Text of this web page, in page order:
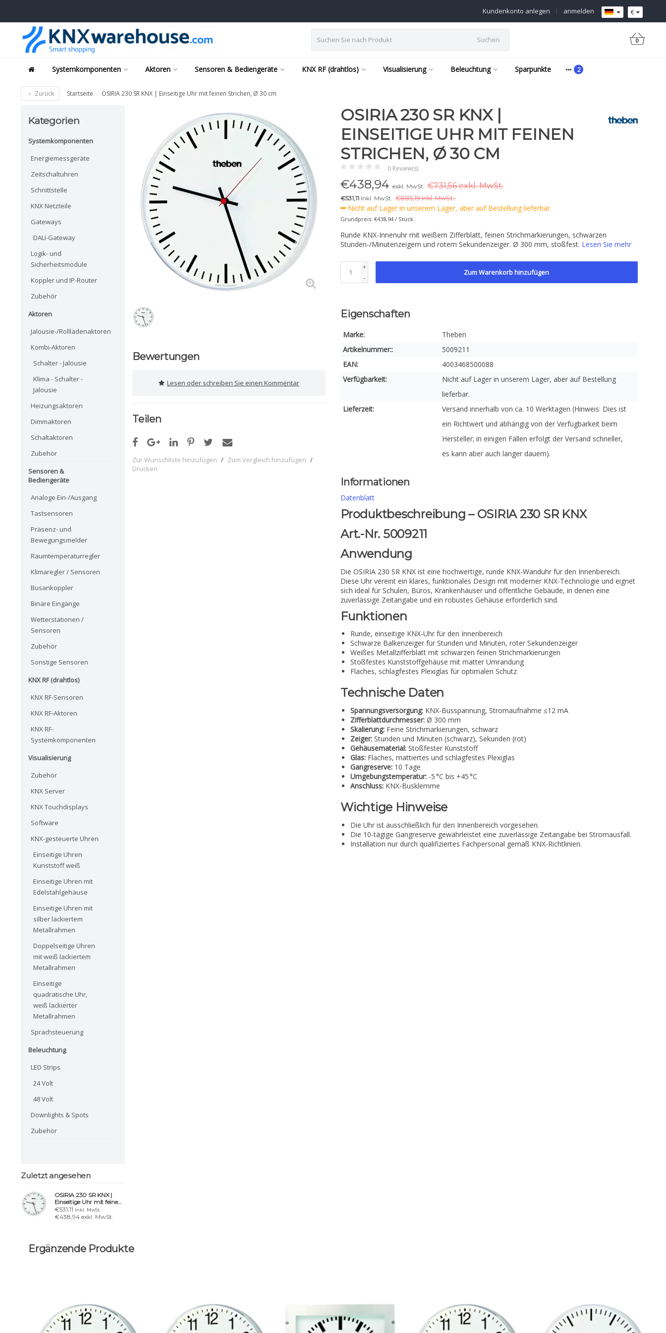
€
anmelden
|
Kundenkonto anlegen
Suchen 0
Systemkomponenten Aktoren Sensoren & Bediengeräte KNX RF (drahtlos) Visualisierung Beleuchtung Sparpunkte
Zurück Startseite OSIRIA 230 SR KNX | Einseitige Uhr mit feinen Strichen, Ø 30 cm
Kategorien
Systemkomponenten
Energiemessgeräte
Zeitschaltuhren
Schnittstelle
KNX Netzteile
Gateways
DALI-Gateway
Logik- und
Sicherheitsmodule
Koppler und IP-Router
Zubehör
Aktoren
Jalousie-/Rollladenaktoren
Kombi-Aktoren
Schalter - Jalousie
Klima - Schalter -
Jalousie
Heizungsaktoren
Dimmaktoren
Schaltaktoren
Zubehör
Sensoren &
Bediengeräte
Analoge Ein-/Ausgang
Tastsensoren
Präsenz- und
Bewegungsmelder
Raumtemperaturregler
Klimaregler / Sensoren
Busankoppler
Binäre Eingänge
Wetterstationen /
Sensoren
Zubehör
Sonstige Sensoren
KNX RF (drahtlos)
KNX RF-Sensoren
KNX RF-Aktoren
KNX RF-
Systemkomponenten
Visualisierung
Zubehör
KNX Server
KNX Touchdisplays
Software
KNX-gesteuerte Uhren
Einseitige Uhren
Kunststoff weiß
Einseitige Uhren mit
Edelstahlgehäuse
Einseitige Uhren mit
silber lackiertem
Metallrahmen
Doppelseitige Uhren
mit weiß lackiertem
Metallrahmen
Einseitige
quadratische Uhr,
weiß lackierter
Metallrahmen
Sprachsteuerung
Beleuchtung
LED Strips
24 Volt
48 Volt
Downlights & Spots
Zubehör
Zuletzt angesehen
OSIRIA 230 SR KNX |
Einseitige Uhr mit feinen
Strichen, Ø 30 cm
€531,11 Inkl. MwSt.
€438,94 exkl. MwSt.
Bewertungen
Lesen oder schreiben Sie einen Kommentar
Teilen
Zur Wunschliste hinzufügen / Zum Vergleich hinzufügen /
Drucken
OSIRIA 230 SR KNX |
EINSEITIGE UHR MIT FEINEN
STRICHEN, Ø 30 CM
0 Review(s)
€438,94 exkl. MwSt. €731,56 exkl. MwSt.
€531,11 Inkl. MwSt. €885,19 Inkl. MwSt..
Nicht auf Lager in unserem Lager, aber auf Bestellung lieferbar.
Grundpreis: €438,94 / Stück
Runde KNX-Innenuhr mit weißem Zifferblatt, feinen Strichmarkierungen, schwarzen
Stunden-/Minutenzeigern und rotem Sekundenzeiger. Ø 300 mm, stoßfest. Lesen Sie mehr
+
-
Zum Warenkorb hinzufügen
Eigenschaften
Marke:
Theben
Artikelnummer::
5009211
EAN:
4003468500088
Verfügbarkeit:
Nicht auf Lager in unserem Lager, aber auf Bestellung
lieferbar.
Lieferzeit:
Versand innerhalb von ca. 10 Werktagen (Hinweis: Dies ist
ein Richtwert und abhängig von der Verfügbarkeit beim
Hersteller; in einigen Fällen erfolgt der Versand schneller,
es kann aber auch länger dauern).
Informationen
Datenblatt
Produktbeschreibung – OSIRIA 230 SR KNX
Art.-Nr. 5009211
Anwendung
Die OSIRIA 230 SR KNX ist eine hochwertige, runde KNX-Wanduhr für den Innenbereich.
Diese Uhr vereint ein klares, funktionales Design mit moderner KNX-Technologie und eignet
sich ideal für Schulen, Büros, Krankenhäuser und öffentliche Gebäude, in denen eine
zuverlässige Zeitangabe und ein robustes Gehäuse erforderlich sind.
Funktionen
Runde, einseitige KNX-Uhr für den Innenbereich
Schwarze Balkenzeiger für Stunden und Minuten, roter Sekundenzeiger
Weißes Metallzifferblatt mit schwarzen feinen Strichmarkierungen
Stoßfestes Kunststoffgehäuse mit matter Umrandung
Flaches, schlagfestes Plexiglas für optimalen Schutz
Technische Daten
Spannungsversorgung: KNX-Busspannung, Stromaufnahme ≤12 mA
Zifferblattdurchmesser: Ø 300 mm
Skalierung: Feine Strichmarkierungen, schwarz
Zeiger: Stunden und Minuten (schwarz), Sekunden (rot)
Gehäusematerial: Stoßfester Kunststoff
Glas: Flaches, mattiertes und schlagfestes Plexiglas
Gangreserve: 10 Tage
Umgebungstemperatur: -5 °C bis +45 °C
Anschluss: KNX-Busklemme
Wichtige Hinweise
Die Uhr ist ausschließlich für den Innenbereich vorgesehen.
Die 10-tägige Gangreserve gewährleistet eine zuverlässige Zeitangabe bei Stromausfall.
Installation nur durch qualifiziertes Fachpersonal gemäß KNX-Richtlinien.
Ergänzende Produkte